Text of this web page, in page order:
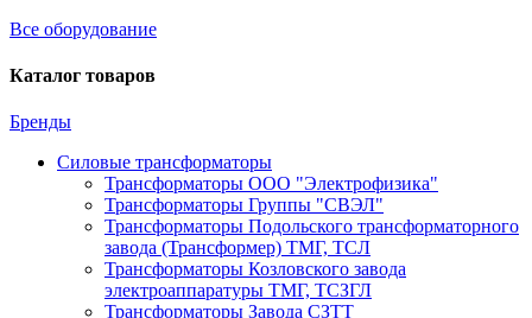
Все оборудование
Каталог товаров
Бренды
Силовые трансформаторы
Трансформаторы ООО "Электрофизика"
Трансформаторы Группы "СВЭЛ"
Трансформаторы Подольского трансформаторного
завода (Трансформер) ТМГ, ТСЛ
Трансформаторы Козловского завода
электроаппаратуры ТМГ, ТСЗГЛ
Трансформаторы Завода СЗТТ